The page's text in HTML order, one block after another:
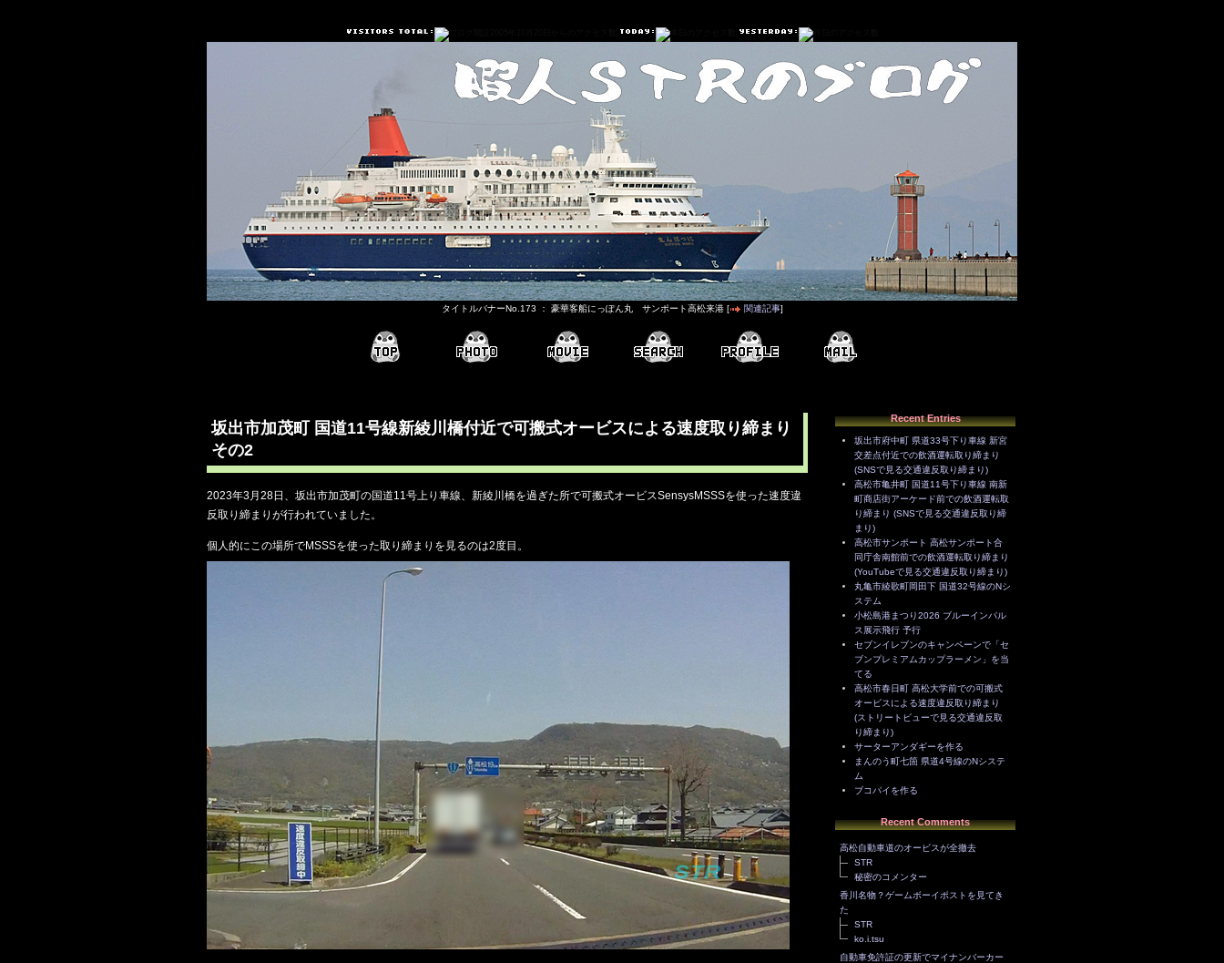
タイトルバナーNo.173 ： 豪華客船にっぽん丸 サンポート高松来港 [ 関連記事]
坂出市加茂町 国道11号線新綾川橋付近で可搬式オービスによる速度取り締まり
その2
2023年3月28日、坂出市加茂町の国道11号上り車線、新綾川橋を過ぎた所で可搬式オービスSensysMSSSを使った速度違
反取り締まりが行われていました。
個人的にこの場所でMSSSを使った取り締まりを見るのは2度目。
Recent Entries
坂出市府中町 県道33号下り車線 新宮
交差点付近での飲酒運転取り締まり
(SNSで見る交通違反取り締まり)
高松市亀井町 国道11号下り車線 南新
町商店街アーケード前での飲酒運転取
り締まり (SNSで見る交通違反取り締
まり)
高松市サンポート 高松サンポート合
同庁舎南館前での飲酒運転取り締まり
(YouTubeで見る交通違反取り締まり)
丸亀市綾歌町岡田下 国道32号線のNシ
ステム
小松島港まつり2026 ブルーインパル
ス展示飛行 予行
セブンイレブンのキャンペーンで「セ
ブンプレミアムカップラーメン」を当
てる
高松市春日町 高松大学前での可搬式
オービスによる速度違反取り締まり
(ストリートビューで見る交通違反取
り締まり)
サーターアンダギーを作る
まんのう町七箇 県道4号線のNシステ
ム
ブコパイを作る
Recent Comments
高松自動車道のオービスが全撤去
STR
秘密のコメンター
香川名物？ゲームボーイポストを見てき
た
STR
ko.i.tsu
自動車免許証の更新でマイナンバーカー